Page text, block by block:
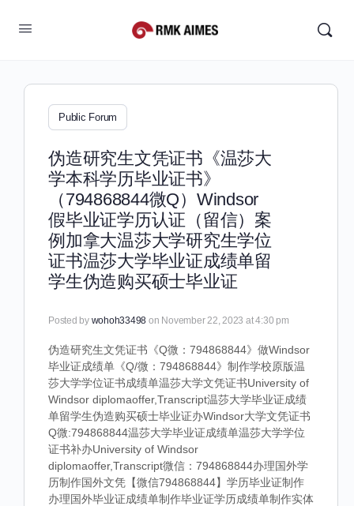
Public Forum
伪造研究生文凭证书《温莎大
学本科学历毕业证书》
（794868844微Q）Windsor
假毕业证学历认证（留信）案
例加拿大温莎大学研究生学位
证书温莎大学毕业证成绩单留
学生伪造购买硕士毕业证
Posted by wohoh33498 on November 22, 2023 at 4:30 pm
伪造研究生文凭证书《Q微：794868844》做Windsor
毕业证成绩单《Q/微：794868844》制作学校原版温
莎大学学位证书成绩单温莎大学文凭证书University of
Windsor diplomaoffer,Transcript温莎大学毕业证成绩
单留学生伪造购买硕士毕业证办Windsor大学文凭证书
Q微:794868844温莎大学毕业证成绩单温莎大学学位
证书补办University of Windsor
diplomaoffer,Transcript微信：794868844办理国外学
历制作国外文凭【微信794868844】学历毕业证制作
办理国外毕业证成绩单制作毕业证学历成绩单制作实体